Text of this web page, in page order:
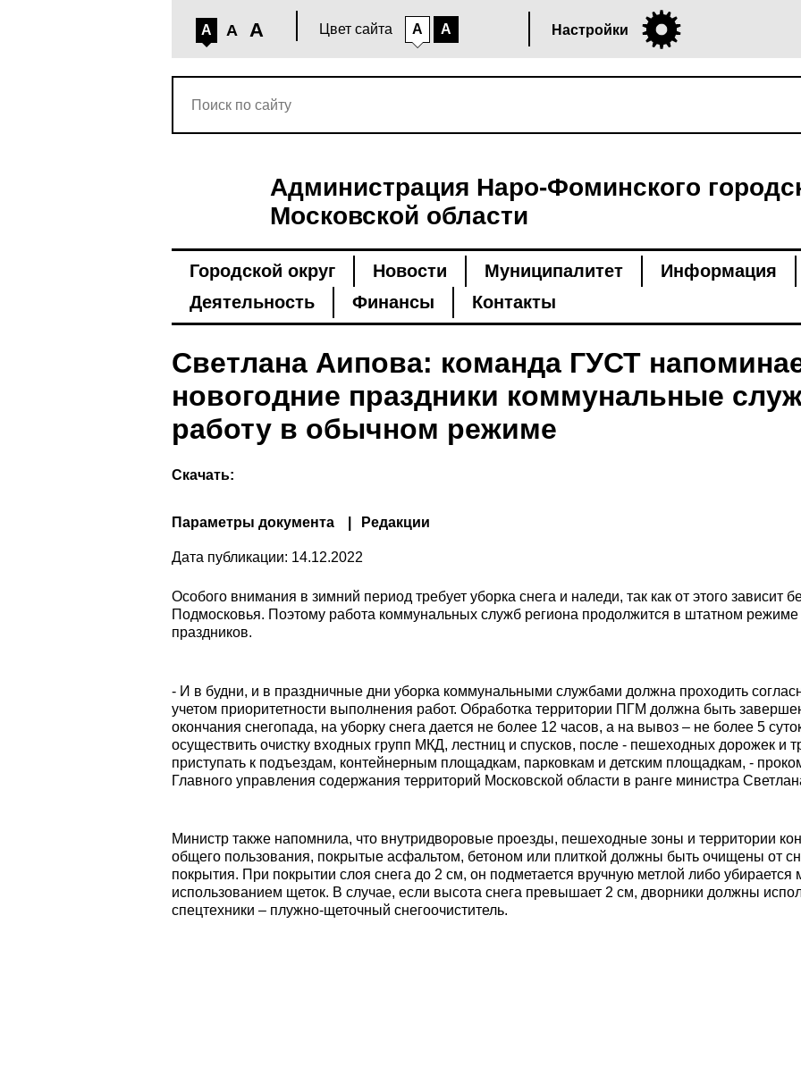
A A A Цвет сайта A A Настройки
Администрация Наро-Фоминского
Московской области
Городской округ Новости Муниципалитет Информация
Деятельность
Финансы Контакты
Светлана Аипова: команда ГУСТ
новогодние праздники коммунальные
работу в обычном режиме
Скачать:
Параметры документа Редакции
Дата публикации: 14.12.2022
Особого внимания в зимний период требует уборка снега и наледи, так как от этого зависит
Подмосковья. Поэтому работа коммунальных служб региона продолжится в штатном
праздников.
- И в будни, и в праздничные дни уборка коммунальными службами должна проходить
учетом приоритетности выполнения работ. Обработка территории ПГМ должна быть
окончания снегопада, на уборку снега дается не более 12 часов, а на вывоз – не более 5
осуществить очистку входных групп МКД, лестниц и спусков, после - пешеходных дорожек и
приступать к подъездам, контейнерным площадкам, парковкам и детским площадкам, -
Главного управления содержания территорий Московской области в ранге министра
Министр также напомнила, что внутридворовые проезды, пешеходные зоны и территории
общего пользования, покрытые асфальтом, бетоном или плиткой должны быть очищены от
покрытия. При покрытии слоя снега до 2 см, он подметается вручную метлой либо убирается
использованием щеток. В случае, если высота снега превышает 2 см, дворники должны
спецтехники – плужно-щеточный снегоочиститель.